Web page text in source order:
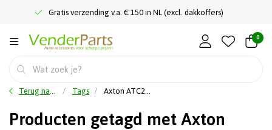
Gratis verzending v.a. € 150 in NL (excl. dakkoffers)
0
Terug naar home Tags Axton ATC200S
Producten getagd met Axton